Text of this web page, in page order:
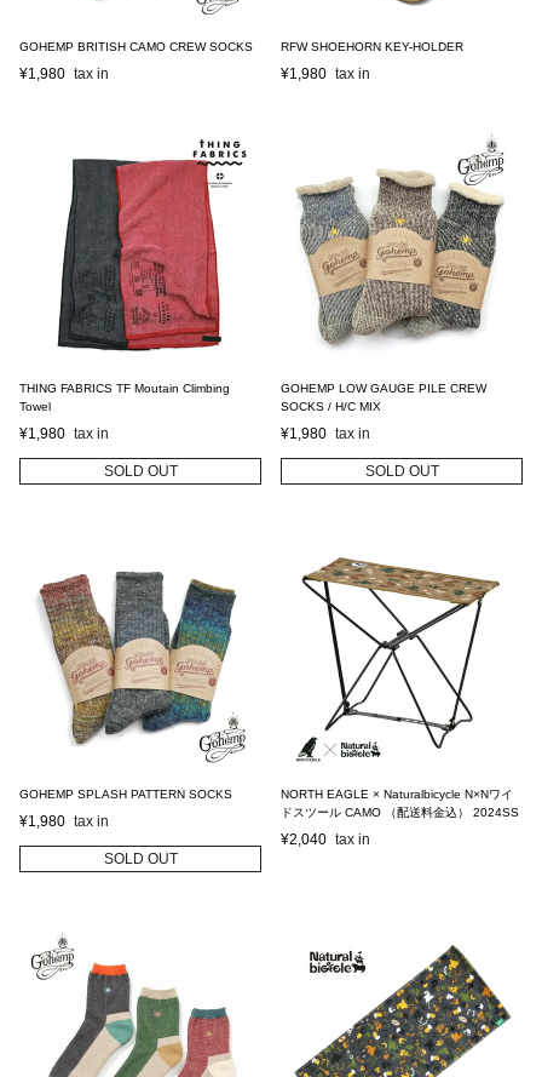
GOHEMP BRITISH CAMO CREW SOCKS
¥1,980
RFW SHOEHORN KEY-HOLDER
¥1,980
THING FABRICS TF Moutain Climbing
Towel
¥1,980
SOLD OUT
GOHEMP LOW GAUGE PILE CREW
SOCKS / H/C MIX
¥1,980
SOLD OUT
GOHEMP SPLASH PATTERN SOCKS
¥1,980
SOLD OUT
NORTH EAGLE × Naturalbicycle N×Nワイ
ドスツール CAMO （配送料金込） 2024SS
¥2,040